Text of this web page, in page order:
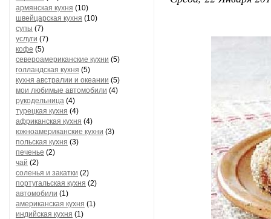
армянская кухня (10)
швейцарская кухня (10)
супы (7)
услуги (7)
кофе (5)
североамериканские кухни (5)
голландская кухня (5)
кухня австралии и океании (5)
мои любимые автомобили (4)
рукодельница (4)
турецкая кухня (4)
африканская кухня (4)
южноамериканские кухни (3)
польская кухня (3)
печенье (2)
чай (2)
соленья и закатки (2)
португальская кухня (2)
автомобили (1)
американская кухня (1)
индийская кухня (1)